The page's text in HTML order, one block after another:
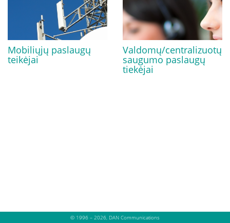
Mobiliųjų paslaugų
teikėjai
Valdomų/centralizuotų
saugumo paslaugų
tiekėjai
© 1996 – 2026, DAN Communications